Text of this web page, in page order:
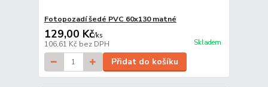
Fotopozadí šedé PVC 60x130 matné
129,00 Kč/ks
106,61 Kč bez DPH Skladem
Přidat do košíku